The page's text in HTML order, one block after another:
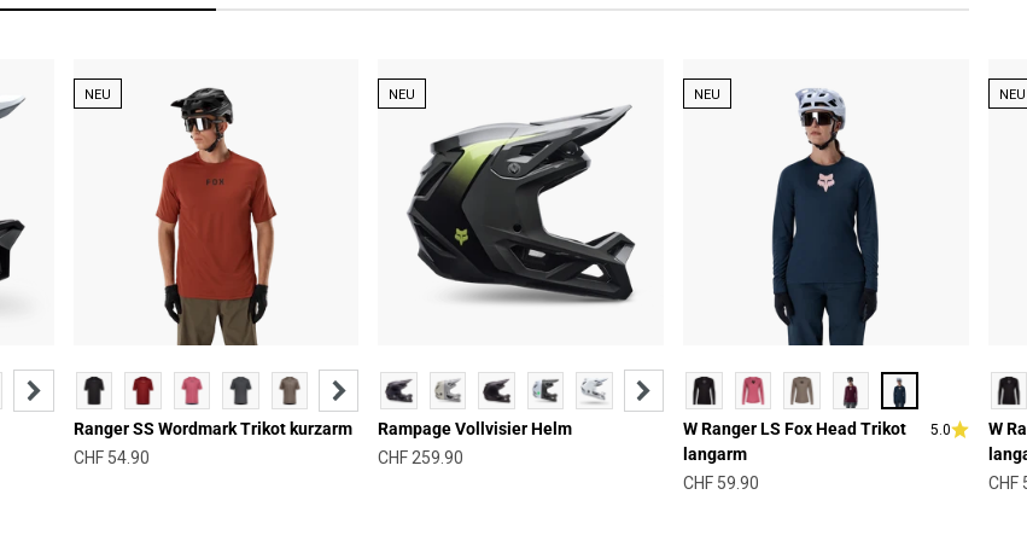
NEU
Ranger SS Wordmark Trikot kurzarm
Angebot
CHF 54.90
NEU
Rampage Vollvisier Helm
Angebot
CHF 259.90
NEU
W Ranger LS Fox Head Trikot
langarm
5.0
Angebot
CHF 59.90
NEU
W
CHF